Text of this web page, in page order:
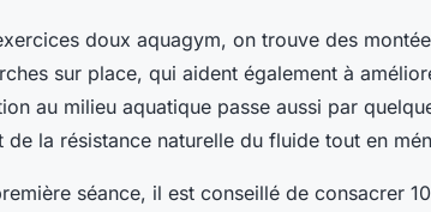
doux aquagym, on trouve des
sur place, qui aident également à
au milieu aquatique passe aussi par
de la résistance naturelle du fluide tout en
séance, il est conseillé de consacrer